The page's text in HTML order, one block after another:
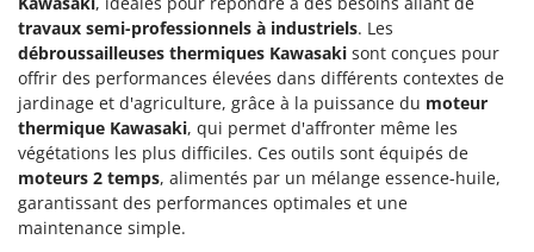
travaux semi-professionnels à industriels. Les
débroussailleuses thermiques Kawasaki sont conçues pour
offrir des performances élevées dans différents contextes de
jardinage et d'agriculture, grâce à la puissance du moteur
thermique Kawasaki, qui permet d'affronter même les
végétations les plus difficiles. Ces outils sont équipés de
moteurs 2 temps, alimentés par un mélange essence-huile,
garantissant des performances optimales et une
maintenance simple.